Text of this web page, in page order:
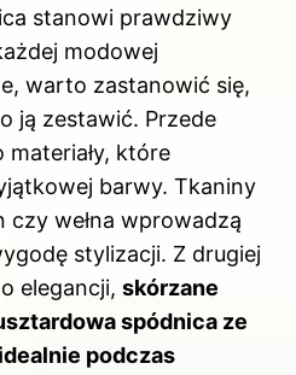
stanowi prawdziwy
modowej
warto zastanowić się,
ją zestawić. Przede
które
barwy. Tkaniny
czy wełna wprowadzą
stylizacji. Z drugiej
elegancji, skórzane
spódnica ze
podczas